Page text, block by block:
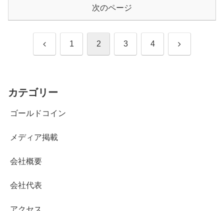
次のページ
前 1 2 3 4 次
カテゴリー
ゴールドコイン
メディア掲載
会社概要
会社代表
アクセス